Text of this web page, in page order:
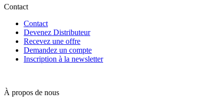
Contact
Contact
Devenez Distributeur
Recevez une offre
Demandez un compte
Inscription à la newsletter
À propos de nous